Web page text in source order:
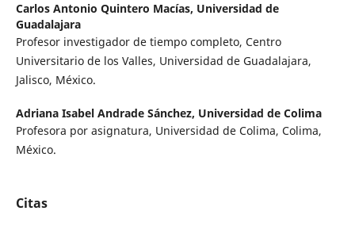
Carlos Antonio Quintero Macías, Universidad de
Guadalajara
Profesor investigador de tiempo completo, Centro
Universitario de los Valles, Universidad de Guadalajara,
Jalisco, México.
Adriana Isabel Andrade Sánchez, Universidad de Colima
Profesora por asignatura, Universidad de Colima, Colima,
México.
Citas